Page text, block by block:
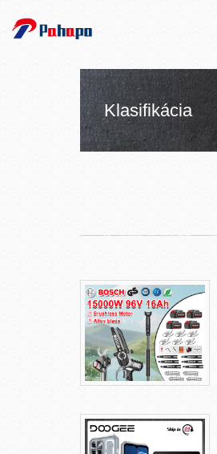
Klasifikácia